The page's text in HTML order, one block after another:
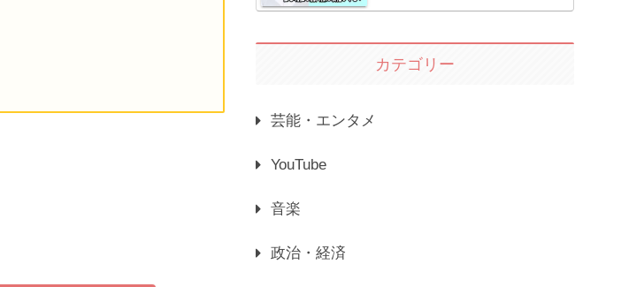
カテゴリー
芸能・エンタメ
YouTube
音楽
政治・経済